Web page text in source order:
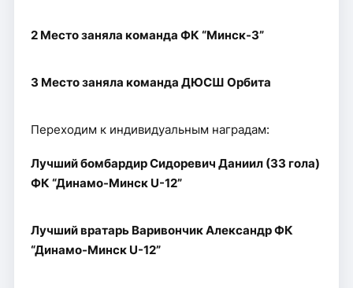
2 Место заняла команда ФК “Минск-3”
3 Место заняла команда ДЮСШ Орбита
Переходим к индивидуальным наградам:
Лучший бомбардир Сидоревич Даниил (33 гола)
ФК “Динамо-Минск U-12”
Лучший вратарь Варивончик Александр ФК
“Динамо-Минск U-12”